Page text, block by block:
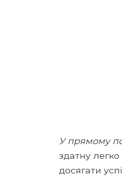
У прямому
здатну
досягати